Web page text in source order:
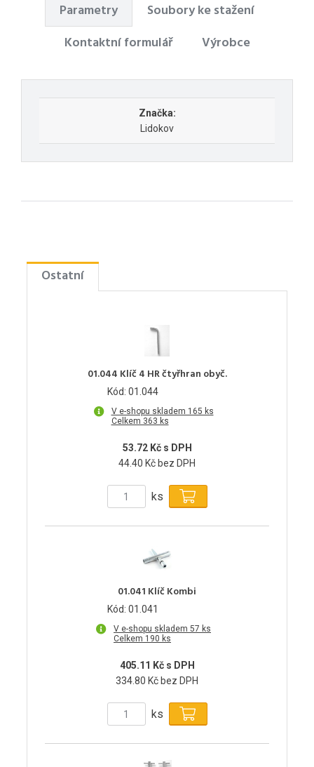
Parametry
Soubory ke stažení
Kontaktní formulář
Výrobce
Značka:
Lidokov
Ostatní
01.044 Klíč 4 HR čtyřhran obyč.
Kód: 01.044
V e-shopu skladem 165 ks
Celkem 363 ks
53.72 Kč s DPH
44.40 Kč bez DPH
ks
01.041 Klíč Kombi
Kód: 01.041
V e-shopu skladem 57 ks
Celkem 190 ks
405.11 Kč s DPH
334.80 Kč bez DPH
ks